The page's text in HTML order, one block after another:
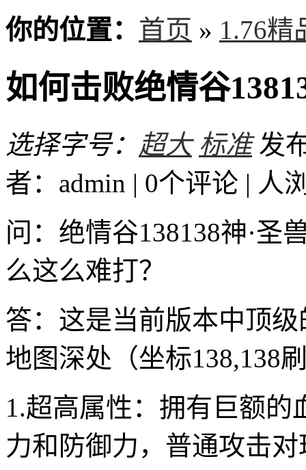
你的位置： 首页 » 1.76精
如何击败绝情谷
选择字号： 超大 标准 发
者：admin | 0个评论 | 人
问：绝情谷138138神·圣
么这么难打？
答：这是当前版本中顶
地图深处（坐标138,138
1.超高属性：拥有巨额
力和防御力，普通攻击